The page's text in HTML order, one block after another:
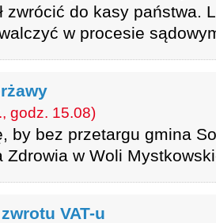
zwrócić do kasy państwa.
w procesie
godz. 15.08)
by bez przetargu gmina
Zdrowia w Woli
VAT-u